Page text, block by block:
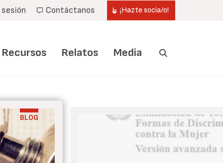
Contáctanos ¡Hazte socia/o!
Recursos Relatos Media
BLOG